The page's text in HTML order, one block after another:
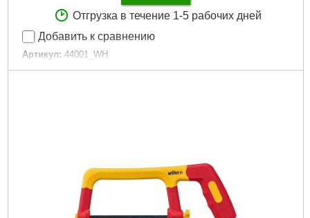
Отгрузка в течение 1-5 рабочих дней
Добавить к сравнению
Артикул: 44001_WH
Код товара: 27.34.64